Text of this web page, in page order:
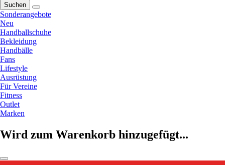
Suchen
Sonderangebote
Neu
Handballschuhe
Bekleidung
Handbälle
Fans
Lifestyle
Ausrüstung
Für Vereine
Fitness
Outlet
Marken
Wird zum Warenkorb hinzugefügt...